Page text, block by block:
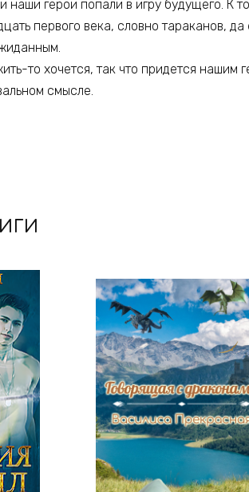
наши герои попали в игру будущего. К
первого века, словно тараканов,
то хочется, так что придется нашим
смысле.